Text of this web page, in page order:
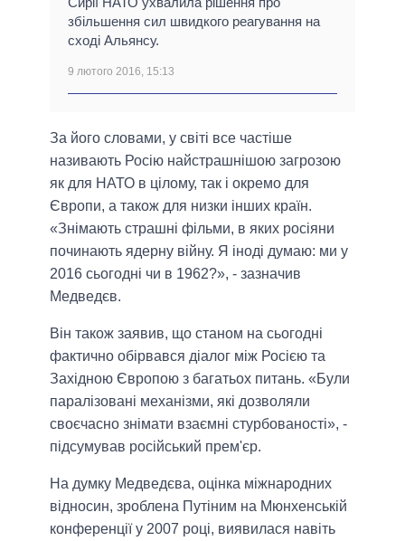
збільшення сил швидкого реагування на
сході Альянсу.
9 лютого 2016, 15:13
За його словами, у світі все частіше
називають Росію найстрашнішою загрозою
як для НАТО в цілому, так і окремо для
Європи, а також для низки інших країн.
«Знімають страшні фільми, в яких росіяни
починають ядерну війну. Я іноді думаю: ми у
2016 сьогодні чи в 1962?», - зазначив
Медведєв.
Він також заявив, що станом на сьогодні
фактично обірвався діалог між Росією та
Західною Європою з багатьох питань. «Були
паралізовані механізми, які дозволяли
своєчасно знімати взаємні стурбованості», -
підсумував російський прем'єр.
На думку Медведєва, оцінка міжнародних
відносин, зроблена Путіним на Мюнхенській
конференції у 2007 році, виявилася навіть